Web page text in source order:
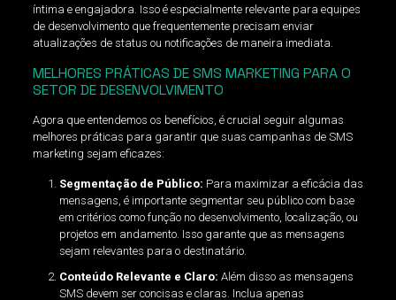
íntima e engajadora. Isso é especialmente relevante para equipes
de desenvolvimento que frequentemente precisam enviar
atualizações de status ou notificações de maneira imediata.
MELHORES PRÁTICAS DE SMS MARKETING PARA O
SETOR DE DESENVOLVIMENTO
Agora que entendemos os benefícios, é crucial seguir algumas
melhores práticas para garantir que suas campanhas de SMS
marketing sejam eficazes:
Segmentação de Público: Para maximizar a eficácia das
mensagens, é importante segmentar seu público com base
em critérios como função no desenvolvimento, localização, ou
projetos em andamento. Isso garante que as mensagens
sejam relevantes para o destinatário.
Conteúdo Relevante e Claro: Além disso as mensagens
SMS devem ser concisas e claras. Inclua apenas